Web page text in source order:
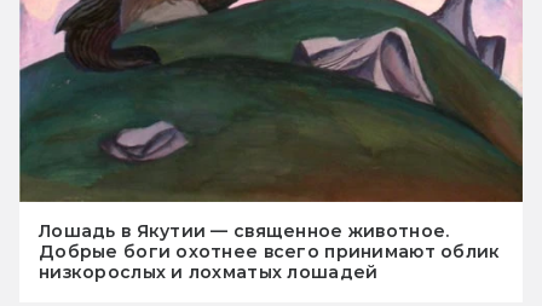
Лошадь в Якутии — священное животное.
Добрые боги охотнее всего принимают облик
низкорослых и лохматых лошадей